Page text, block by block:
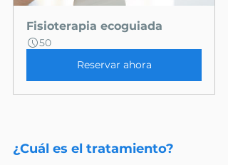
Fisioterapia ecoguiada
50
Reservar ahora
¿Cuál es el tratamiento?